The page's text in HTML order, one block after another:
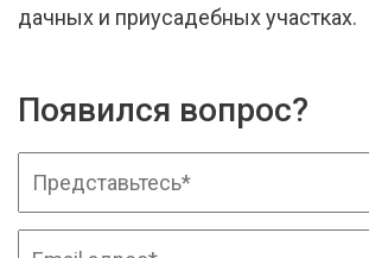
дачных и приусадебных участках.
Появился вопрос?